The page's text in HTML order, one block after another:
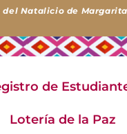
del Natalicio de
de
Lotería de la Paz